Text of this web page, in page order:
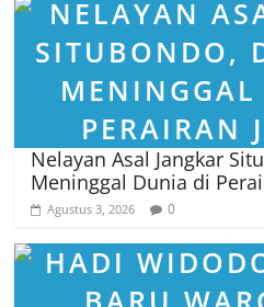
Nelayan Asal Jangkar
Meninggal Dunia di
Agustus 3, 2026 0